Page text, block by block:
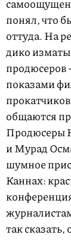
понял, что
оттуда. На
дико
продюсеров
показами
общаются
Продюсеры
и Мурад
шумное
Каннах:
так